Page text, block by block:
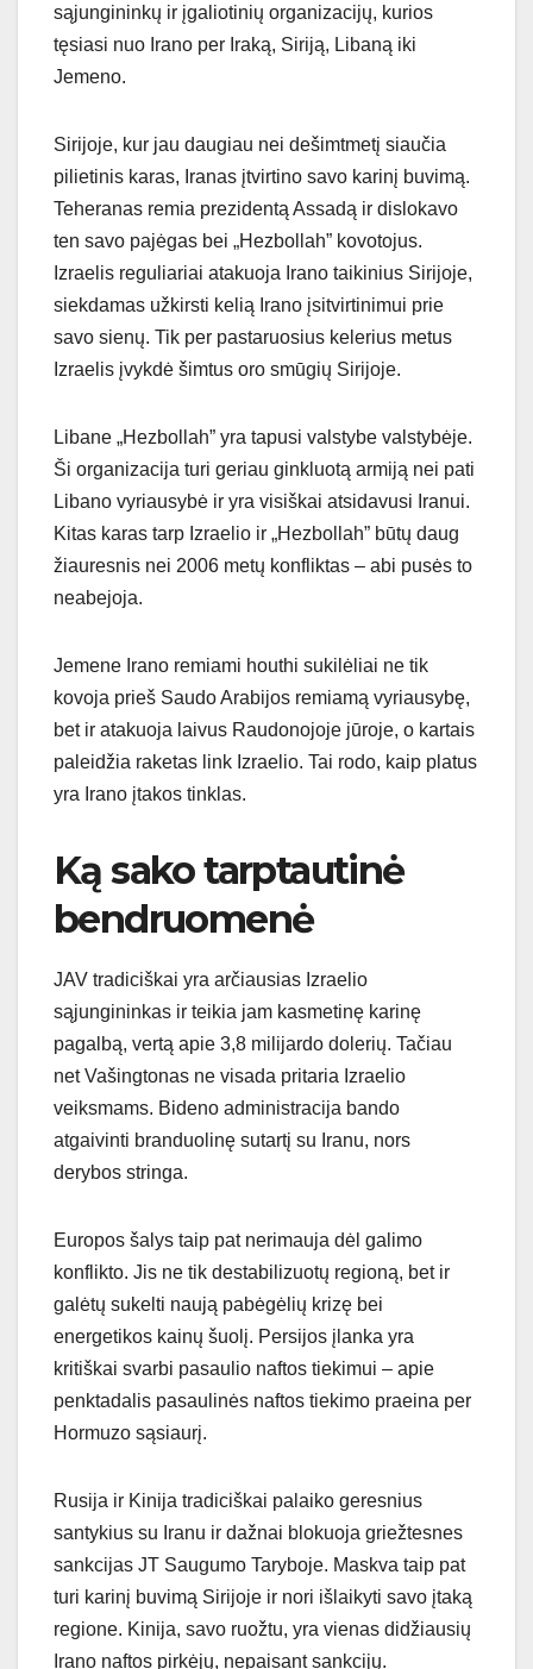
sąjungininkų ir įgaliotinių organizacijų, kurios
tęsiasi nuo Irano per Iraką, Siriją, Libaną iki
Jemeno.
Sirijoje, kur jau daugiau nei dešimtmetį siaučia
pilietinis karas, Iranas įtvirtino savo karinį buvimą.
Teheranas remia prezidentą Assadą ir dislokavo
ten savo pajėgas bei „Hezbollah” kovotojus.
Izraelis reguliariai atakuoja Irano taikinius Sirijoje,
siekdamas užkirsti kelią Irano įsitvirtinimui prie
savo sienų. Tik per pastaruosius kelerius metus
Izraelis įvykdė šimtus oro smūgių Sirijoje.
Libane „Hezbollah” yra tapusi valstybe valstybėje.
Ši organizacija turi geriau ginkluotą armiją nei pati
Libano vyriausybė ir yra visiškai atsidavusi Iranui.
Kitas karas tarp Izraelio ir „Hezbollah” būtų daug
žiauresnis nei 2006 metų konfliktas – abi pusės to
neabejoja.
Jemene Irano remiami houthi sukilėliai ne tik
kovoja prieš Saudo Arabijos remiamą vyriausybę,
bet ir atakuoja laivus Raudonojoje jūroje, o kartais
paleidžia raketas link Izraelio. Tai rodo, kaip platus
yra Irano įtakos tinklas.
Ką sako tarptautinė
bendruomenė
JAV tradiciškai yra arčiausias Izraelio
sąjungininkas ir teikia jam kasmetinę karinę
pagalbą, vertą apie 3,8 milijardo dolerių. Tačiau
net Vašingtonas ne visada pritaria Izraelio
veiksmams. Bideno administracija bando
atgaivinti branduolinę sutartį su Iranu, nors
derybos stringa.
Europos šalys taip pat nerimauja dėl galimo
konflikto. Jis ne tik destabilizuotų regioną, bet ir
galėtų sukelti naują pabėgėlių krizę bei
energetikos kainų šuolį. Persijos įlanka yra
kritiškai svarbi pasaulio naftos tiekimui – apie
penktadalis pasaulinės naftos tiekimo praeina per
Hormuzo sąsiaurį.
Rusija ir Kinija tradiciškai palaiko geresnius
santykius su Iranu ir dažnai blokuoja griežtesnes
sankcijas JT Saugumo Taryboje. Maskva taip pat
turi karinį buvimą Sirijoje ir nori išlaikyti savo įtaką
regione. Kinija, savo ruožtu, yra vienas didžiausių
Irano naftos pirkėjų, nepaisant sankcijų.